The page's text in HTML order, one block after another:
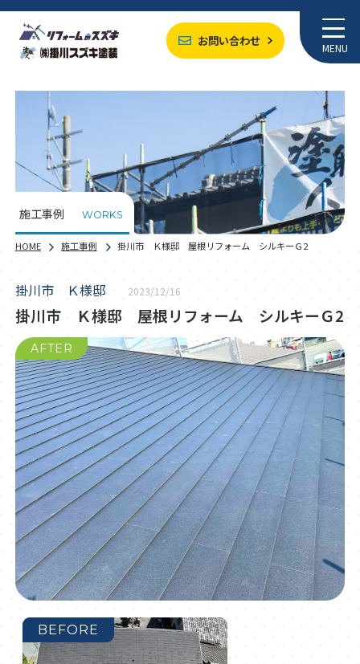
お問い合わせ MENU
施工事例 WORKS
HOME 施工事例 掛川市 Ｋ様邸 屋根リフォーム シルキーＧ2
掛川市 Ｋ様邸 2023/12/16
掛川市 Ｋ様邸 屋根リフォーム シルキーＧ2
AFTER
BEFORE